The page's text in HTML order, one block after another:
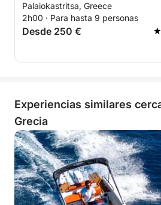
Palaiokastritsa, Greece
2h00 · Para hasta 9 personas
Desde 250 €
Experiencias similares
Grecia